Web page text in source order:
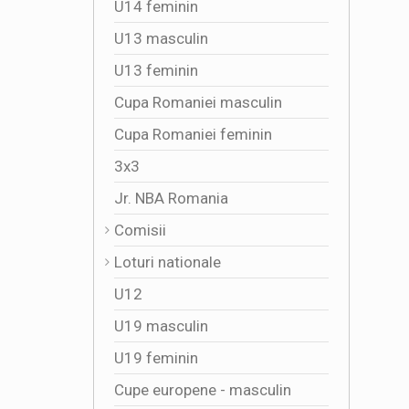
U14 feminin
U13 masculin
U13 feminin
Cupa Romaniei masculin
Cupa Romaniei feminin
3x3
Jr. NBA Romania
Comisii
Loturi nationale
U12
U19 masculin
U19 feminin
Cupe europene - masculin